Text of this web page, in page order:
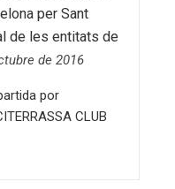
per Sant
de les entitats de
de 2016
por
CLUB